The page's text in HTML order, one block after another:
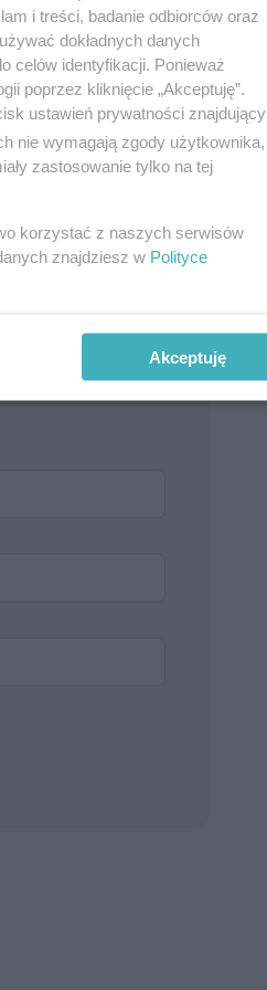
i treści, badanie odbiorców oraz
dokładnych danych
celów identyfikacji. Ponieważ
poprzez kliknięcie „Akceptuję”.
ustawień prywatności znajdujący
nie wymagają zgody użytkownika,
zastosowanie tylko na tej
korzystać z naszych serwisów
znajdziesz w Polityce
Akceptuję